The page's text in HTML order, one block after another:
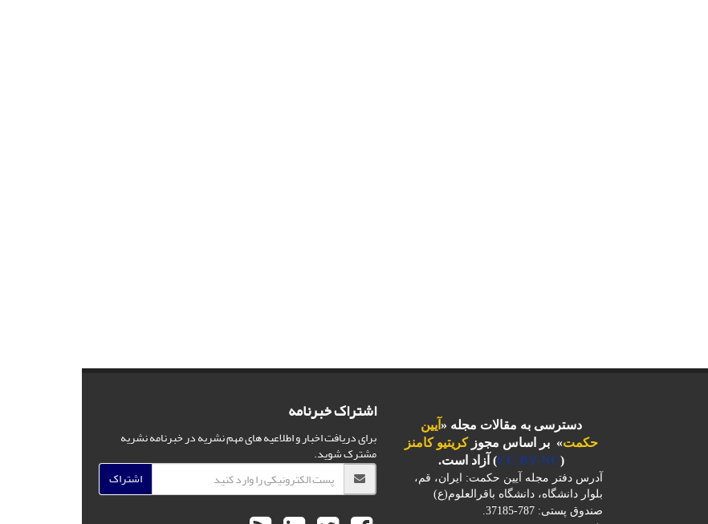
دسترسی به مقالات مجله «آیین
حکمت» بر اساس مجوزکریتیو کامنز
(
CC BY-NC) آزاد است.
آدرس دفتر مجله آیین حکمت: ایران، قم،
بلوار دانشگاه، دانشگاه باقرالعلوم(ع)
صندوق پستی: 787-37185.
اشتراک خبرنامه
برای دریافت اخبار و اطلاعیه های مهم نشریه در خبرنامه نشریه
مشترک شوید.
اشتراک